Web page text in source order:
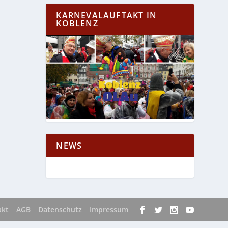
KARNEVALAUFTAKT IN
KOBLENZ
NEWS
AGB Datenschutz
Impressum